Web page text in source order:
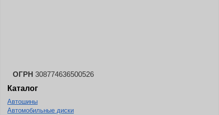
ОГРН 308774636500526
Каталог
Автошины
Автомобильные диски